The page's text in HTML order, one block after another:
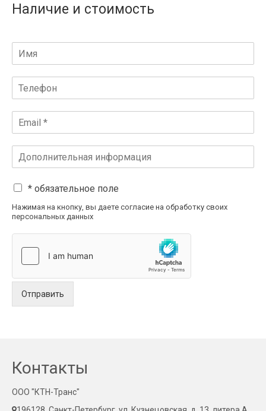
Наличие и стоимость
* обязательное поле
Нажимая на кнопку, вы даете согласие на обработку своих
персональных данных
Отправить
Контакты
ООО "КТН-Транс"